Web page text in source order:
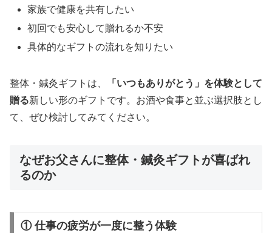
家族で健康を共有したい
初回でも安心して贈れるか不安
具体的なギフトの流れを知りたい
整体・鍼灸ギフトは、
「いつもありがとう」を体験として
贈る新しい形のギフトです。お酒や食事と並ぶ選択肢とし
て、ぜひ検討してみてください。
なぜお父さんに整体・鍼灸ギフトが喜ばれ
るのか
① 仕事の疲労が一度に整う体験